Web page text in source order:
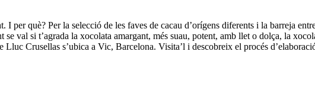
per què? Per la selecció de les faves de cacau d’orígens diferents i la barreja
val si t’agrada la xocolata amargant, més suau, potent, amb llet o dolça, la
Crusellas s’ubica a Vic, Barcelona. Visita’l i descobreix el procés